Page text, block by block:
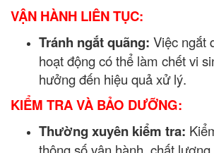
VẬN HÀNH LIÊN TỤC:
Tránh ngắt quãng: Việc ngắt
hoạt động có thể làm chết vi
hưởng đến hiệu quả xử lý.
KIỂM TRA VÀ BẢO DƯỠNG:
Thường xuyên kiểm tra:
thông số vận hành, chất